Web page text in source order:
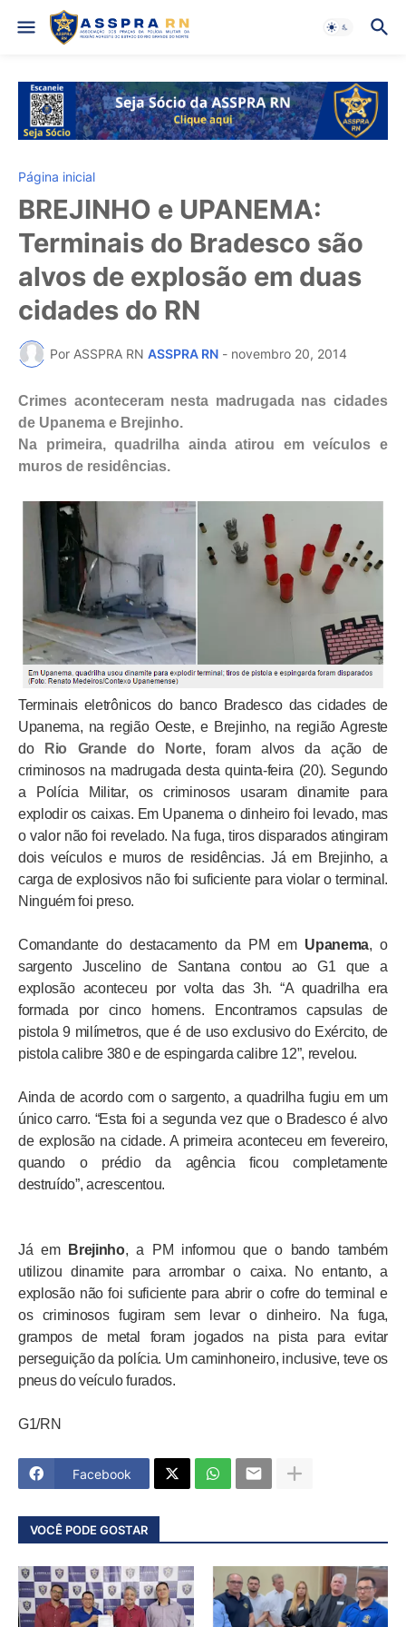
Página inicial
BREJINHO e UPANEMA:
Terminais do Bradesco são
alvos de explosão em duas
cidades do RN
Por ASSPRA RN ASSPRA RN - novembro 20, 2014
Crimes aconteceram nesta madrugada nas cidades
de Upanema e Brejinho.
Na primeira, quadrilha ainda atirou em veículos e
muros de residências.
Terminais eletrônicos do banco Bradesco das cidades de
Upanema, na região Oeste, e Brejinho, na região Agreste
do
Rio Grande do Norte, foram alvos da ação de
criminosos na madrugada desta quinta-feira (20). Segundo
a Polícia Militar, os criminosos usaram dinamite para
explodir os caixas. Em Upanema o dinheiro foi levado, mas
o valor não foi revelado. Na fuga, tiros disparados atingiram
dois veículos e muros de residências. Já em Brejinho, a
carga de explosivos não foi suficiente para violar o terminal.
Ninguém foi preso.
Comandante do destacamento da PM em Upanema, o
sargento Juscelino de Santana contou ao G1 que a
explosão aconteceu por volta das 3h. “A quadrilha era
formada por cinco homens. Encontramos capsulas de
pistola 9 milímetros, que é de uso exclusivo do Exército, de
pistola calibre 380 e de espingarda calibre 12”, revelou.
Ainda de acordo com o sargento, a quadrilha fugiu em um
único carro. “Esta foi a segunda vez que o Bradesco é alvo
de explosão na cidade. A primeira aconteceu em fevereiro,
quando o prédio da agência ficou completamente
destruído”, acrescentou.
Já em Brejinho, a PM informou que o bando também
utilizou dinamite para arrombar o caixa. No entanto, a
explosão não foi suficiente para abrir o cofre do terminal e
os criminosos fugiram sem levar o dinheiro. Na fuga,
grampos de metal foram jogados na pista para evitar
perseguição da polícia. Um caminhoneiro, inclusive, teve os
pneus do veículo furados.
G1/RN
Facebook
VOCÊ PODE GOSTAR